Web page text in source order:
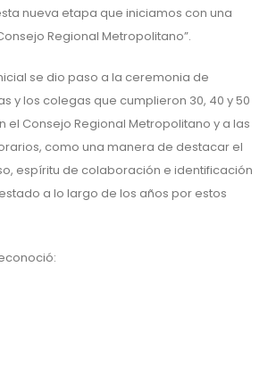
nueva etapa que iniciamos con una
Regional Metropolitano”.
se dio paso a la ceremonia de
y los colegas que cumplieron 30, 40 y 50
el Consejo Regional Metropolitano y a las
como una manera de destacar el
espíritu de colaboración e identificación
a lo largo de los años por estos